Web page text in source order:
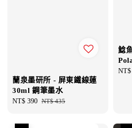
蘭泉墨研所 - 屏東鐵線蓮
30ml 鋼筆墨水
Sale
NT$ 390 Regular
NT$ 435
鯰
Sale
NT$